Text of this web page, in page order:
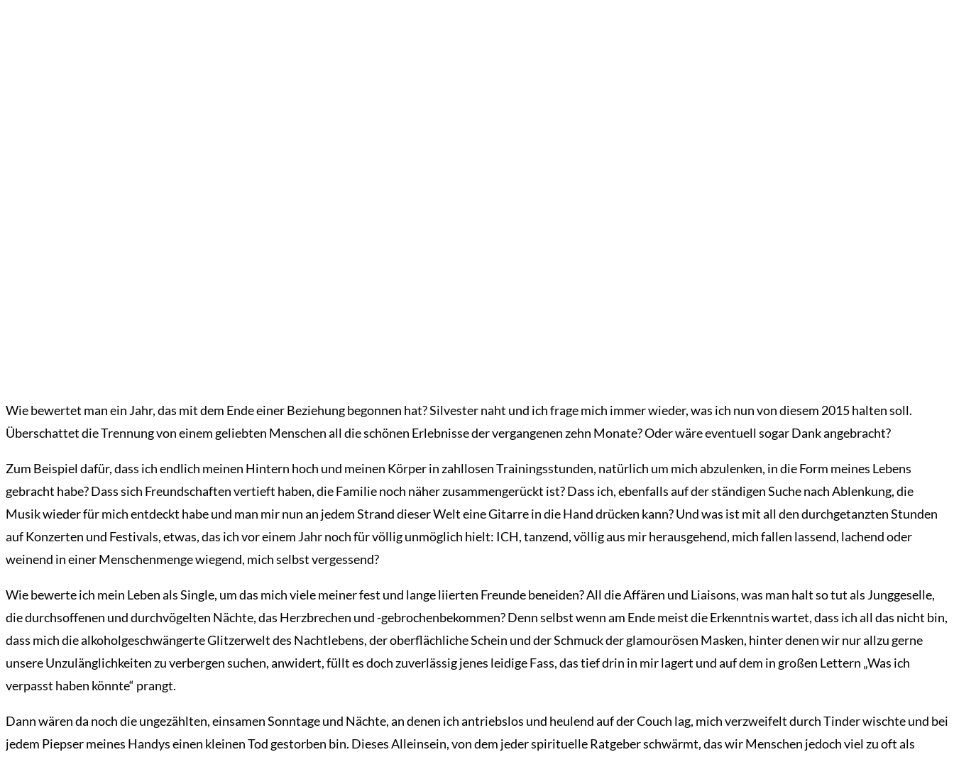
Wie bewertet man ein Jahr, das mit dem Ende einer Beziehung begonnen hat? Silvester naht und ich frage mich immer wieder, was ich nun von diesem 2015 halten soll.
Überschattet die Trennung von einem geliebten Menschen all die schönen Erlebnisse der vergangenen zehn Monate? Oder wäre eventuell sogar Dank angebracht?
Zum Beispiel dafür, dass ich endlich meinen Hintern hoch und meinen Körper in zahllosen Trainingsstunden, natürlich um mich abzulenken, in die Form meines Lebens
gebracht habe? Dass sich Freundschaften vertieft haben, die Familie noch näher zusammengerückt ist? Dass ich, ebenfalls auf der ständigen Suche nach Ablenkung, die
Musik wieder für mich entdeckt habe und man mir nun an jedem Strand dieser Welt eine Gitarre in die Hand drücken kann? Und was ist mit all den durchgetanzten Stunden
auf Konzerten und Festivals, etwas, das ich vor einem Jahr noch für völlig unmöglich hielt: ICH, tanzend, völlig aus mir herausgehend, mich fallen lassend, lachend oder
weinend in einer Menschenmenge wiegend, mich selbst vergessend?
Wie bewerte ich mein Leben als Single, um das mich viele meiner fest und lange liierten Freunde beneiden? All die Affären und Liaisons, was man halt so tut als Junggeselle,
die durchsoffenen und durchvögelten Nächte, das Herzbrechen und -gebrochenbekommen? Denn selbst wenn am Ende meist die Erkenntnis wartet, dass ich all das nicht bin,
dass mich die alkoholgeschwängerte Glitzerwelt des Nachtlebens, der oberflächliche Schein und der Schmuck der glamourösen Masken, hinter denen wir nur allzu gerne
unsere Unzulänglichkeiten zu verbergen suchen, anwidert, füllt es doch zuverlässig jenes leidige Fass, das tief drin in mir lagert und auf dem in großen Lettern „Was ich
verpasst haben könnte“ prangt.
Dann wären da noch die ungezählten, einsamen Sonntage und Nächte, an denen ich antriebslos und heulend auf der Couch lag, mich verzweifelt durch Tinder wischte und bei
jedem Piepser meines Handys einen kleinen Tod gestorben bin. Dieses Alleinsein, von dem jeder spirituelle Ratgeber schwärmt, das wir Menschen jedoch viel zu oft als